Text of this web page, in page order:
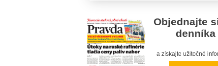
Objednajte
denníka
a získajte užitočné